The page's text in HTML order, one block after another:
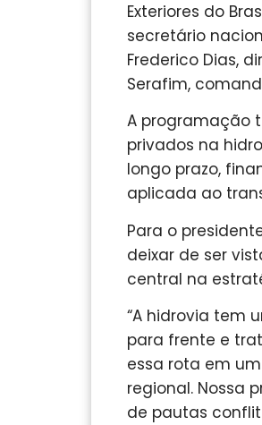
Exteriores do
secretário
Frederico Dias,
Serafim,
A programação
privados na
longo prazo,
aplicada ao
Para o
deixar de ser
central na
“A hidrovia tem
para frente e
essa rota em
regional. Nossa
de pautas